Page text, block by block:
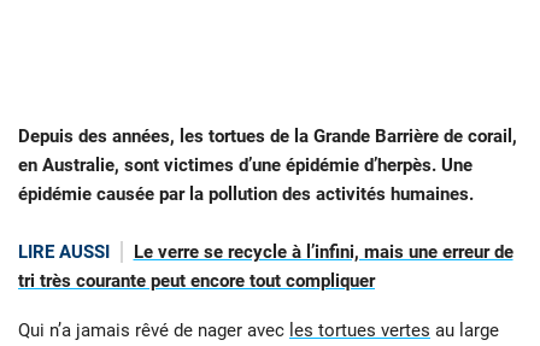
Depuis des années, les tortues de la Grande Barrière de corail,
en Australie, sont victimes d’une épidémie d’herpès. Une
épidémie causée par la pollution des activités humaines.
LIRE AUSSI
Le verre se recycle à l’infini, mais une erreur de
tri très courante peut encore tout compliquer
Qui n’a jamais rêvé de nager avec les tortues vertes au large